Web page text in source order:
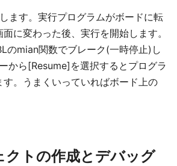
ます。実行プログラムがボードに転
に変わった後、実行を開始します。
のmian関数でブレーク(一時停止)し
から[Resume]を選択するとプログラ
す。うまくいっていればボード上の
クトの作成とデバッグ